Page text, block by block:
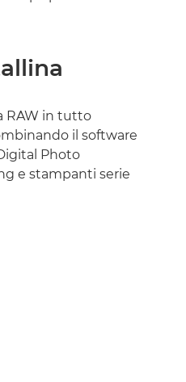
RAW in tutto
il software
Photo
e stampanti serie